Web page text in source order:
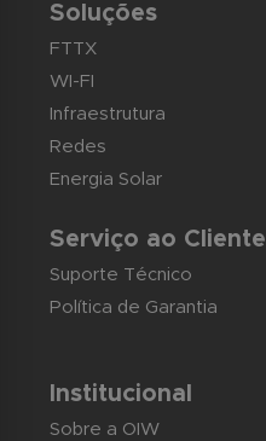
Soluções
FTTX
WI-FI
Infraestrutura
Redes
Energia Solar
Serviço ao Cliente
Suporte Técnico
Política de Garantia
Institucional
Sobre a OIW